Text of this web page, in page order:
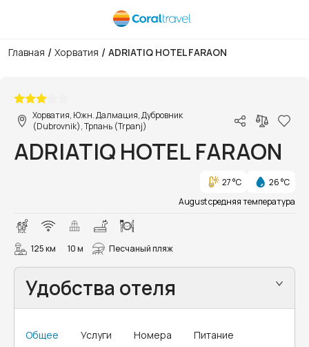
Главная / Хорватия / ADRIATIQ HOTEL FARAON
Хорватия, Южн. Далмация, Дубровник
(Dubrovnik), Трпань (Trpanj)
ADRIATIQ HOTEL FARAON
27 °C
26 °C
August средняя температура
125 км 10 м Песчаный пляж
Удобства отеля
Общее Услуги Номера Питание